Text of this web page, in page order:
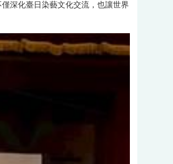
深化臺日染藝文化交流，也讓世界